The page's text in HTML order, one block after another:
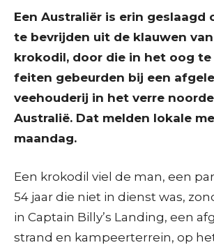
Een Australiër is erin geslaagd
te bevrijden uit de klauwen
krokodil, door die in het oog te
feiten gebeurden bij een
veehouderij in het verre
Australië. Dat melden lokale
maandag.
Een krokodil viel de man, een
54 jaar die niet in dienst was,
in Captain Billy’s Landing, een
strand en kampeerterrein, op